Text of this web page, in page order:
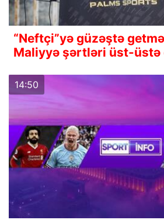
“Neftçi”yə güzəştə
Maliyyə şərtləri üst-üstə
14:50